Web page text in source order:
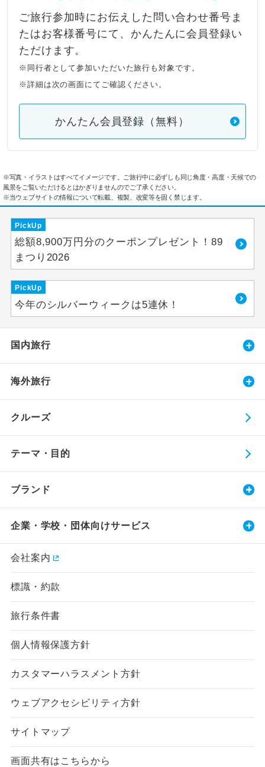
ご旅行参加時にお伝えした問い合わせ番号ま
たはお客様番号にて、かんたんに会員登録い
ただけます。
※同行者として参加いただいた旅行も対象です。
※詳細は次の画面にてご確認ください。
かんたん会員登録（無料）
※写真・イラストはすべてイメージです。ご旅行中に必ずしも同じ角度・高度・天候での
風景をご覧いただけるとはかぎりませんのでご了承ください。
※当ウェブサイトの情報について転載、複製、改変等を固く禁じます。
PickUp
総額8,900万円分のクーポンプレゼント！89
まつり2026
PickUp
今年のシルバーウィークは5連休！
国内旅行
海外旅行
クルーズ
テーマ・目的
ブランド
企業・学校・団体向けサービス
会社案内
標識・約款
旅行条件書
個人情報保護方針
カスタマーハラスメント方針
ウェブアクセシビリティ方針
サイトマップ
画面共有はこちらから